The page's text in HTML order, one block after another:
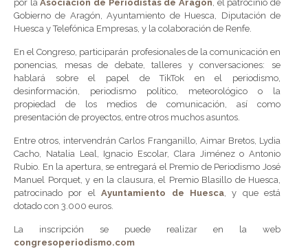
por laAsociación de Periodistas de Aragón , el patrocinio de
Gobierno de Aragón, Ayuntamiento de Huesca, Diputación de
Huesca y Telefónica Empresas, y la colaboración de Renfe.
En el Congreso, participarán profesionales de la comunicación en
ponencias, mesas de debate, talleres y conversaciones: se
hablará sobre el papel de TikTok en el periodismo,
desinformación, periodismo político, meteorológico o la
propiedad de los medios de comunicación, así como
presentación de proyectos, entre otros muchos asuntos.
Entre otros, intervendrán Carlos Franganillo, Aimar Bretos, Lydia
Cacho, Natalia Leal, Ignacio Escolar, Clara Jiménez o Antonio
Rubio. En la apertura, se entregará el Premio de Periodismo José
Manuel Porquet, y en la clausura, el Premio Blasillo de Huesca,
patrocinado por elAyuntamiento de Huesca, y que está
dotado con 3.000 euros.
La inscripción se puede realizar en la web
congresoperiodismo.com